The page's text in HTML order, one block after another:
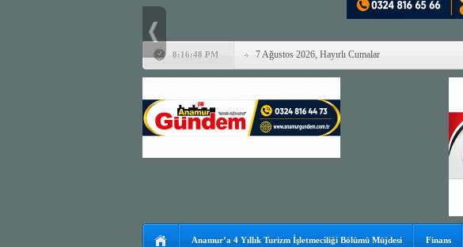
8:16:48 PM 7 Ağustos 2026, Hayırlı Cumalar
Anamur’a 4 Yıllık Turizm İşletmeciliği Bölümü Müjdesi Finans